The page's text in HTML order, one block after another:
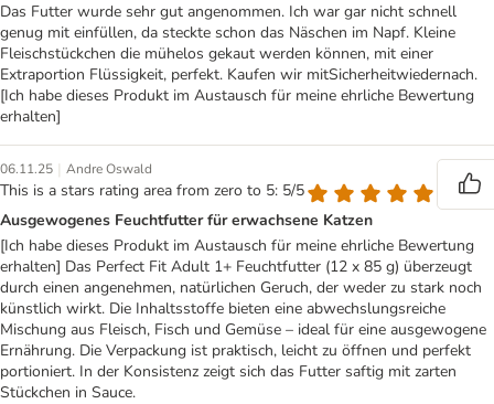
Das Futter wurde sehr gut angenommen. Ich war gar nicht schnell
genug mit einfüllen, da steckte schon das Näschen im Napf. Kleine
Fleischstückchen die mühelos gekaut werden können, mit einer
Extraportion Flüssigkeit, perfekt. Kaufen wir mitSicherheitwiedernach.
[Ich habe dieses Produkt im Austausch für meine ehrliche Bewertung
erhalten]
06.11.25 | Andre Oswald
This is a stars rating area from zero to 5: 5/5
Ausgewogenes Feuchtfutter für erwachsene Katzen
[Ich habe dieses Produkt im Austausch für meine ehrliche Bewertung
erhalten] Das Perfect Fit Adult 1+ Feuchtfutter (12 x 85 g) überzeugt
durch einen angenehmen, natürlichen Geruch, der weder zu stark noch
künstlich wirkt. Die Inhaltsstoffe bieten eine abwechslungsreiche
Mischung aus Fleisch, Fisch und Gemüse – ideal für eine ausgewogene
Ernährung. Die Verpackung ist praktisch, leicht zu öffnen und perfekt
portioniert. In der Konsistenz zeigt sich das Futter saftig mit zarten
Stückchen in Sauce.